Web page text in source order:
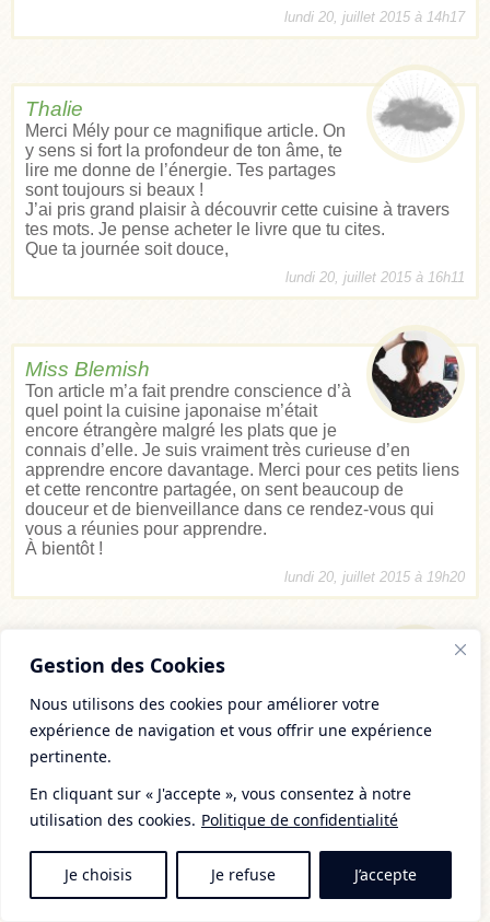
Gestion des Cookies
Nous utilisons des cookies pour améliorer votre
expérience de navigation et vous offrir une expérience
pertinente.
En cliquant sur « J'accepte », vous consentez à notre
utilisation des cookies. Politique de confidentialité
Je choisis Je refuse J’accepte
lundi 20, juillet 2015 à 14h17
Thalie
Merci Mély pour ce magnifique article. On
y sens si fort la profondeur de ton âme, te
lire me donne de l’énergie. Tes partages
sont toujours si beaux !
J’ai pris grand plaisir à découvrir cette cuisine à travers
tes mots. Je pense acheter le livre que tu cites.
Que ta journée soit douce,
lundi 20, juillet 2015 à 16h11
Miss Blemish
Ton article m’a fait prendre conscience d’à
quel point la cuisine japonaise m’était
encore étrangère malgré les plats que je
connais d’elle. Je suis vraiment très curieuse d’en
apprendre encore davantage. Merci pour ces petits liens
et cette rencontre partagée, on sent beaucoup de
douceur et de bienveillance dans ce rendez-vous qui
vous a réunies pour apprendre.
À bientôt !
lundi 20, juillet 2015 à 19h20
Carole
japonaise ainsi.
Je suis allée voir ce que faisait Clara, tout
me fait envie !
Je vais prendre plaisir à la découvrir.
Carole
lundi 20, juillet 2015 à 22h15